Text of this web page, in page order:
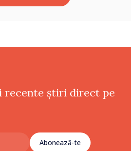
recente știri direct pe
Abonează-te